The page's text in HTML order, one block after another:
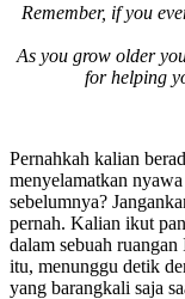
Remember, if you
As you grow older
for helping
Pernahkah kalian
menyelamatkan
sebelumnya?
pernah. Kalian ikut
dalam sebuah
itu, menunggu detik
yang barangkali saja